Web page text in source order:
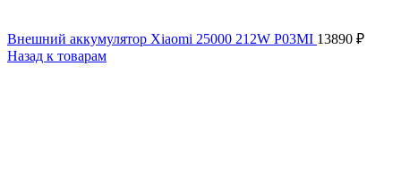
Внешний аккумулятор Xiaomi 25000 212W P03MI 13890 ₽
Назад к товарам